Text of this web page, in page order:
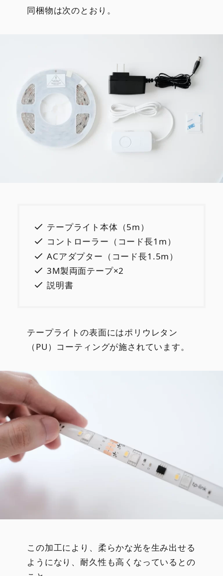
同梱物は次のとおり。
テープライト本体（5m）
コントローラー（コード長1m）
ACアダプター（コード長1.5m）
3M製両面テープ×2
説明書
テープライトの表面にはポリウレタン
（PU）コーティングが施されています。
この加工により、柔らかな光を生み出せる
ようになり、耐久性も高くなっているとの